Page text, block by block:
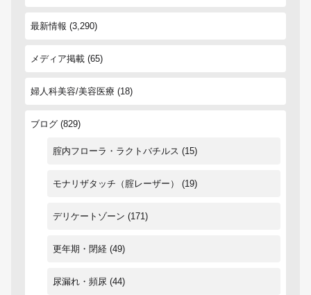
最新情報 (3,290)
メディア掲載 (65)
婦人科美容/美容医療 (18)
ブログ (829)
腟内フローラ・ラクトバチルス (15)
モナリザタッチ（腟レーザー） (19)
デリケートゾーン (171)
更年期・閉経 (49)
尿漏れ・頻尿 (44)